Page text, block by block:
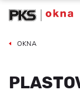
OKNA